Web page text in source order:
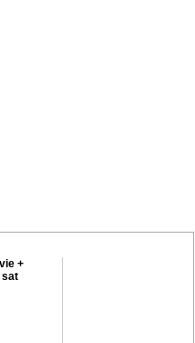
+
sat